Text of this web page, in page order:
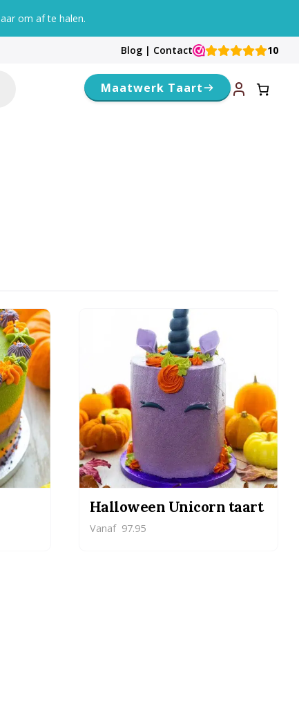
om af te halen.
Blog | Contact 10
Maatwerk Taart
Halloween Unicorn taart
Vanaf 97.95